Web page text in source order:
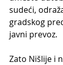
sudeći,
gradskog
javni prevoz.
Zato Nišlije i